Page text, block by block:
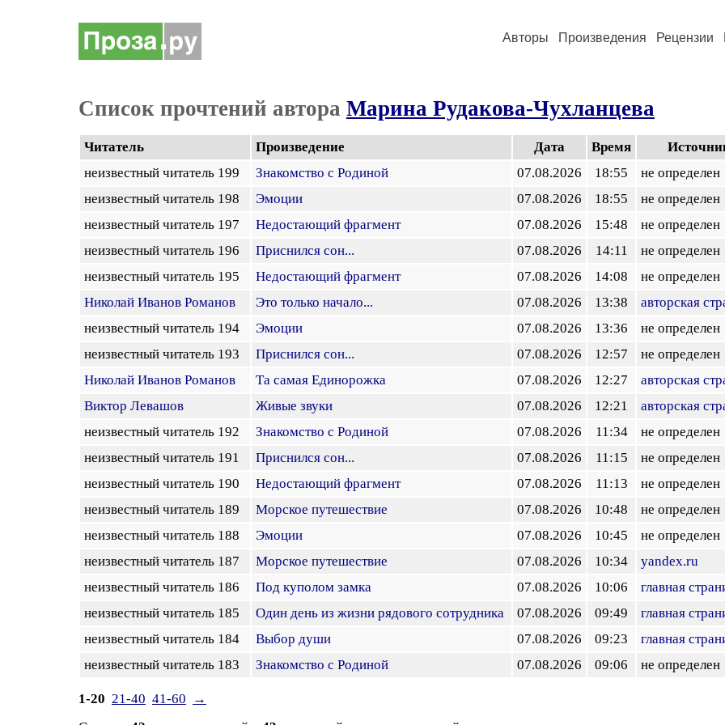
Авторы Произведения Рецензии
Список прочтений автора Марина Рудакова-Чухланцева
Читатель Произведение Дата Время
неизвестный читатель 199
Знакомство с Родиной 07.08.2026 18:55
не определен
неизвестный читатель 198
Эмоции 07.08.2026 18:55
не определен
неизвестный читатель 197
Недостающий фрагмент 07.08.2026 15:48
не определен
неизвестный читатель 196
Приснился сон... 07.08.2026 14:11
не определен
неизвестный читатель 195
Недостающий фрагмент 07.08.2026 14:08
не определен
Николай Иванов Романов
Это только начало... 07.08.2026 13:38
авторская
неизвестный читатель 194
Эмоции 07.08.2026 13:36
не определен
неизвестный читатель 193
Приснился сон... 07.08.2026 12:57
не определен
Николай Иванов Романов
Та самая Единорожка 07.08.2026 12:27
авторская
Виктор Левашов
Живые звуки 07.08.2026 12:21
авторская
неизвестный читатель 192
Знакомство с Родиной 07.08.2026 11:34
не определен
неизвестный читатель 191
Приснился сон... 07.08.2026 11:15
не определен
неизвестный читатель 190
Недостающий фрагмент 07.08.2026 11:13
не определен
неизвестный читатель 189
Морское путешествие 07.08.2026 10:48
не определен
неизвестный читатель 188
Эмоции 07.08.2026 10:45
не определен
неизвестный читатель 187
Морское путешествие 07.08.2026 10:34
yandex.ru
неизвестный читатель 186
Под куполом замка 07.08.2026 10:06
главная
неизвестный читатель 185
Один день из жизни рядового сотрудника 07.08.2026 09:49
главная
неизвестный читатель 184
Выбор души 07.08.2026 09:23
главная
неизвестный читатель 183
Знакомство с Родиной 07.08.2026 09:06 не определен
1-20 21-40 41-60
→